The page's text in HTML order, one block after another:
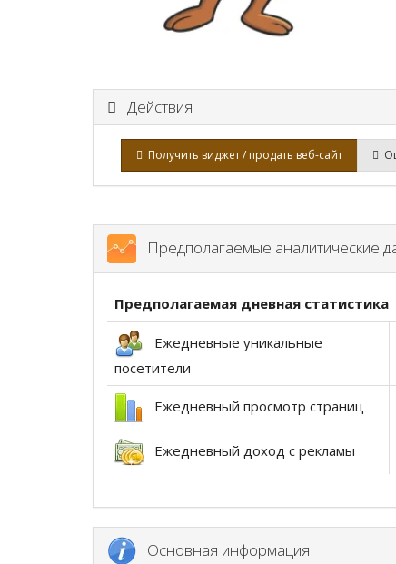
Действия
Получить виджет / продать веб-сайт
Предполагаемые аналитические
Предполагаемая дневная статистика
Ежедневные уникальные
посетители
Ежедневный просмотр страниц
Ежедневный доход с рекламы
Основная информация